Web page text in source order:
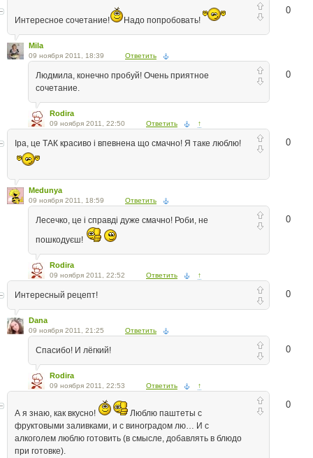
0
Интересное сочетание! Надо попробовать!
Mila
09 ноября 2011, 18:39 Ответить
0
Людмила, конечно пробуй! Очень приятное
сочетание.
Rodira
09 ноября 2011, 22:50 Ответить ↑
0
Іра, це ТАК красиво і впевнена що смачно! Я таке люблю!
Medunya
09 ноября 2011, 18:59 Ответить
0
Лесечко, це і справді дуже смачно! Роби, не
пошкодуєш!
Rodira
09 ноября 2011, 22:52 Ответить ↑
0
Интересный рецепт!
Dana
09 ноября 2011, 21:25 Ответить
0
Спасибо! И лёгкий!
Rodira
09 ноября 2011, 22:53 Ответить ↑
0
А я знаю, как вкусно!
Люблю паштеты с
фруктовыми заливками, и с виноградом лю… И с
алкоголем люблю готовить (в смысле, добавлять в блюдо
при готовке).